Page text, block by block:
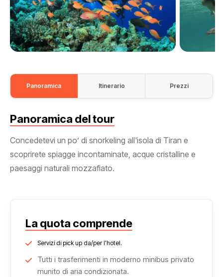
Panoramica Itinerario Prezzi
Panoramica del tour
Concedetevi un po’ di snorkeling all'isola di Tiran e
scoprirete spiagge incontaminate, acque cristalline e
paesaggi naturali mozzafiato.
La quota comprende
Servizi di pick up da/per l'hotel.
Tutti i trasferimenti in moderno minibus privato
munito di aria condizionata.